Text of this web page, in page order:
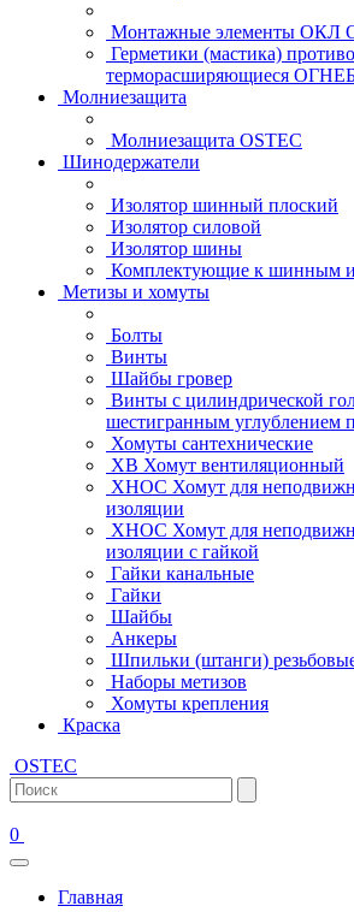
Монтажные элементы ОКЛ
Герметики (мастика)
терморасширяющиеся
Молниезащита
Молниезащита OSTEC
Шинодержатели
Изолятор шинный плоский
Изолятор силовой
Изолятор шины
Комплектующие к шинным
Метизы и хомуты
Болты
Винты
Шайбы гровер
Винты с цилиндрической
шестигранным углублением
Хомуты сантехнические
ХВ Хомут вентиляционный
ХНОС Хомут для
изоляции
ХНОС Хомут для
изоляции с гайкой
Гайки канальные
Гайки
Шайбы
Анкеры
Шпильки (штанги)
Наборы метизов
Хомуты крепления
Краска
OSTEC
0
Главная